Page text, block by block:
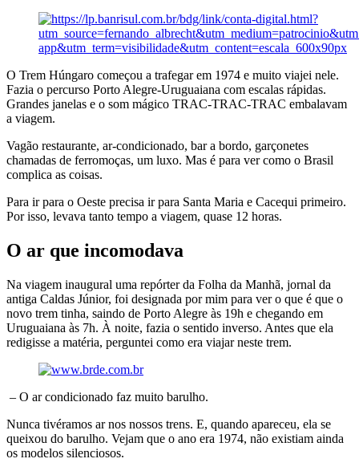
O Trem Húngaro começou a trafegar em 1974 e muito viajei nele.
Fazia o percurso Porto Alegre-Uruguaiana com escalas rápidas.
Grandes janelas e o som mágico TRAC-TRAC-TRAC embalavam
a viagem.
Vagão restaurante, ar-condicionado, bar a bordo, garçonetes
chamadas de ferromoças, um luxo. Mas é para ver como o Brasil
complica as coisas.
Para ir para o Oeste precisa ir para Santa Maria e Cacequi primeiro.
Por isso, levava tanto tempo a viagem, quase 12 horas.
O ar que incomodava
Na viagem inaugural uma repórter da Folha da Manhã, jornal da
antiga Caldas Júnior, foi designada por mim para ver o que é que o
novo trem tinha, saindo de Porto Alegre às 19h e chegando em
Uruguaiana às 7h. À noite, fazia o sentido inverso. Antes que ela
redigisse a matéria, perguntei como era viajar neste trem.
– O ar condicionado faz muito barulho.
Nunca tivéramos ar nos nossos trens. E, quando apareceu, ela se
queixou do barulho. Vejam que o ano era 1974, não existiam ainda
os modelos silenciosos.